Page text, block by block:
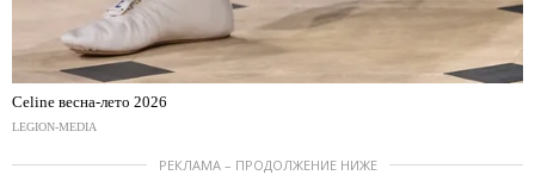
Celine весна-лето 2026
LEGION-MEDIA
РЕКЛАМА – ПРОДОЛЖЕНИЕ НИЖЕ